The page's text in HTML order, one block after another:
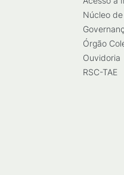
Núcleo
Órgão
Ouvidoria
RSC-TAE